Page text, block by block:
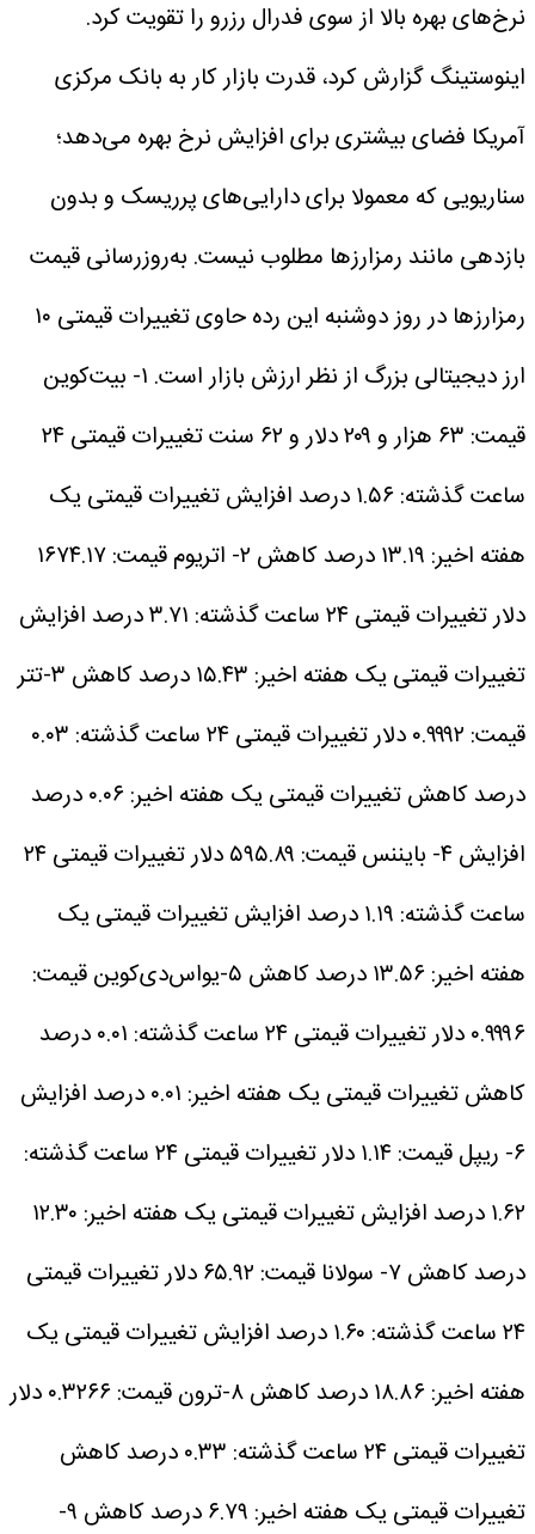
نرخ‌های بهره بالا از سوی فدرال رزرو را تقویت کرد.
اینوستینگ گزارش کرد، قدرت بازار کار به بانک مرکزی
آمریکا فضای بیشتری برای افزایش نرخ بهره می‌دهد؛
سناریویی که معمولا برای دارایی‌های پرریسک و بدون
بازدهی مانند رمزارزها مطلوب نیست. به‌روزرسانی قیمت
رمزارزها در روز دوشنبه
این رده حاوی تغییرات قیمتی ۱۰
ارز دیجیتالی بزرگ از نظر ارزش بازار است. ۱- بیت‌کوین
قیمت: ۶۳ هزار و ۲۰۹ دلار و ۶۲ سنت
تغییرات قیمتی ۲۴
ساعت گذشته: ۱.۵۶ درصد افزایش
تغییرات قیمتی یک
هفته اخیر: ۱۳.۱۹ درصد کاهش
۲- اتریوم
قیمت: ۱۶۷۴.۱۷
دلارتغییرات قیمتی ۲۴ ساعت گذشته: ۳.۷۱ درصد افزایش
تغییرات قیمتی یک هفته اخیر: ۱۵.۴۳ درصد کاهش
۳-تتر
قیمت: ۰.۹۹۹۲ دلار
تغییرات قیمتی ۲۴ ساعت گذشته: ۰.۰۳
درصد کاهش
تغییرات قیمتی یک هفته اخیر: ۰.۰۶ درصد
افزایش ۴- بایننس قیمت: ۵۹۵.۸۹ دلار
تغییرات قیمتی ۲۴
ساعت گذشته: ۱.۱۹ درصد افزایش
تغییرات قیمتی یک
هفته اخیر: ۱۳.۵۶ درصد کاهش
۵-یواس‌دی‌کوین
قیمت:
۰.۹۹۹۶ دلار
تغییرات قیمتی ۲۴ ساعت گذشته: ۰.۰۱ درصد
کاهشتغییرات قیمتی یک هفته اخیر: ۰.۰۱ درصد افزایش
۶- ریپل
قیمت: ۱.۱۴ دلار
تغییرات قیمتی ۲۴ ساعت گذشته:
۱.۶۲ درصد افزایش
تغییرات قیمتی یک هفته اخیر: ۱۲.۳۰
درصد کاهش۷- سولانا قیمت: ۶۵.۹۲ دلار
تغییرات قیمتی
۲۴ ساعت گذشته: ۱.۶۰ درصد افزایش
تغییرات قیمتی یک
هفته اخیر: ۱۸.۸۶ درصد کاهش
۸-ترون
قیمت: ۰.۳۲۶۶ دلار
تغییرات قیمتی ۲۴ ساعت گذشته: ۰.۳۳ درصد کاهش
تغییرات قیمتی یک هفته اخیر: ۶.۷۹ درصد کاهش
۹-